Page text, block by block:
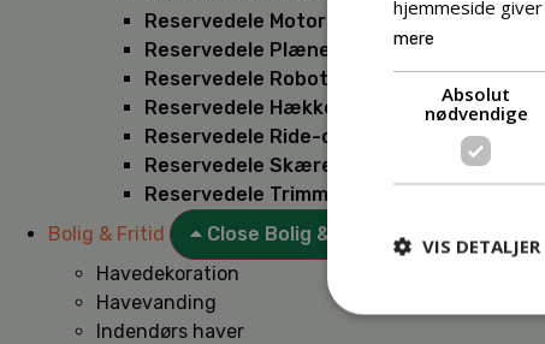
Reservedele Motorsave
Reservedele Plæneklippere
Reservedele Robotplæneklippere
Reservedele Hækkeklippere
Reservedele Ride-on
Reservedele Skæremaskiner
Reservedele Trimmere
Bolig & Fritid
Close Bolig & Fritid
Havedekoration
Havevanding
Indendørs haver
hjemmeside
mere
Absolut
nødvendige
VIS DETALJER